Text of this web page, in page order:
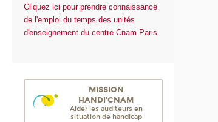
Cliquez ici pour prendre connaissance
de l'emploi du temps des unités
d'enseignement du centre Cnam Paris.
MISSION
HANDI'CNAM
Aider les auditeurs en
situation de handicap